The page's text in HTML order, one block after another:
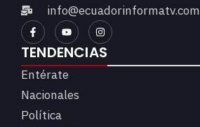
info@ecuadorinformatv.com
TENDENCIAS
Entérate
Nacionales
Política